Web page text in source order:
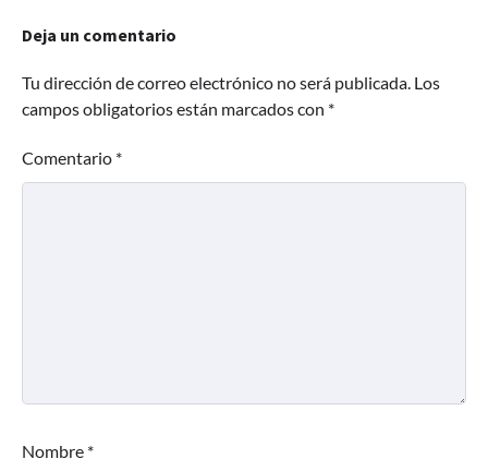
Deja un comentario
Tu dirección de correo electrónico no será publicada. Los
campos obligatorios están marcados con *
Comentario *
Nombre *